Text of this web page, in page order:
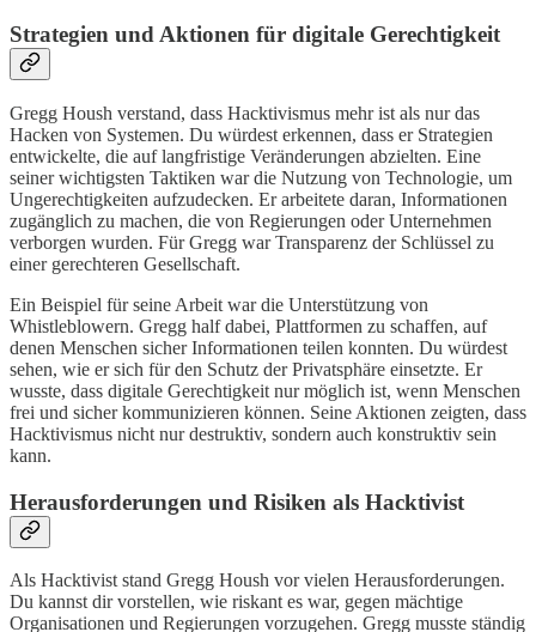
Strategien und Aktionen für digitale Gerechtigkeit
Gregg Housh verstand, dass Hacktivismus mehr ist als nur das
Hacken von Systemen. Du würdest erkennen, dass er Strategien
entwickelte, die auf langfristige Veränderungen abzielten. Eine
seiner wichtigsten Taktiken war die Nutzung von Technologie, um
Ungerechtigkeiten aufzudecken. Er arbeitete daran, Informationen
zugänglich zu machen, die von Regierungen oder Unternehmen
verborgen wurden. Für Gregg war Transparenz der Schlüssel zu
einer gerechteren Gesellschaft.
Ein Beispiel für seine Arbeit war die Unterstützung von
Whistleblowern. Gregg half dabei, Plattformen zu schaffen, auf
denen Menschen sicher Informationen teilen konnten. Du würdest
sehen, wie er sich für den Schutz der Privatsphäre einsetzte. Er
wusste, dass digitale Gerechtigkeit nur möglich ist, wenn Menschen
frei und sicher kommunizieren können. Seine Aktionen zeigten, dass
Hacktivismus nicht nur destruktiv, sondern auch konstruktiv sein
kann.
Herausforderungen und Risiken als Hacktivist
Als Hacktivist stand Gregg Housh vor vielen Herausforderungen.
Du kannst dir vorstellen, wie riskant es war, gegen mächtige
Organisationen und Regierungen vorzugehen. Gregg musste ständig